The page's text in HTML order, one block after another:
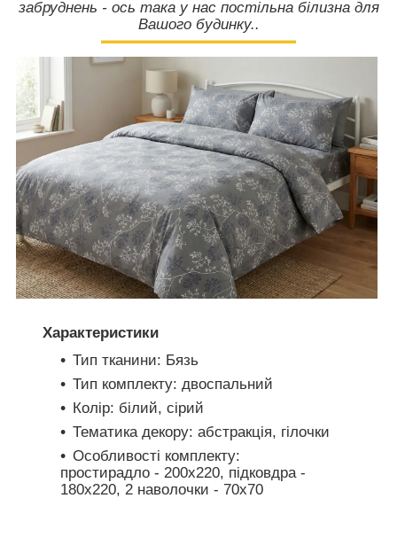
забруднень - ось така у нас постільна білизна для
Вашого будинку..
Характеристики
Тип тканини: Бязь
Тип комплекту: двоспальний
Колір: білий, сірий
Тематика декору: абстракція, гілочки
Особливості комплекту:
простирадло - 200х220, підковдра -
180х220, 2 наволочки - 70х70